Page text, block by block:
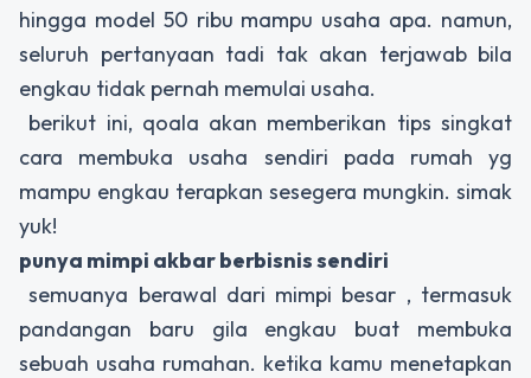
hingga model 50 ribu mampu usaha apa. namun,
seluruh pertanyaan tadi tak akan terjawab bila
engkau tidak pernah memulai usaha.
berikut ini, qoala akan memberikan tips singkat
cara membuka usaha sendiri pada rumah yg
mampu engkau terapkan sesegera mungkin. simak
yuk!
punya mimpi akbar berbisnis sendiri
semuanya berawal dari mimpi besar , termasuk
pandangan baru gila engkau buat membuka
sebuah usaha rumahan. ketika kamu menetapkan